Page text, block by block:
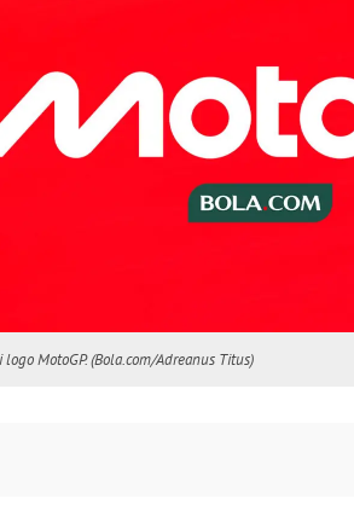
MotoGP. (Bola.com/Adreanus Titus)